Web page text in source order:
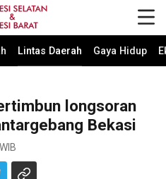
Lintas Daerah Gaya Hidup
longsoran
Bekasi